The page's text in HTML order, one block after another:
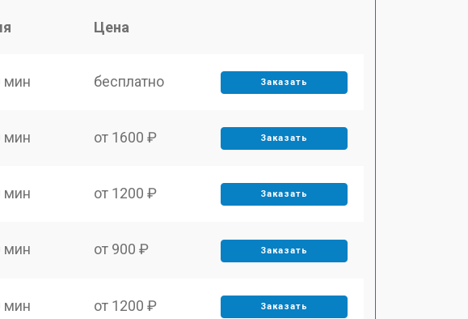
Цена
мин бесплатно Заказать
мин от 1600 ₽ Заказать
мин от 1200 ₽ Заказать
мин от 900 ₽ Заказать
мин от 1200 ₽ Заказать